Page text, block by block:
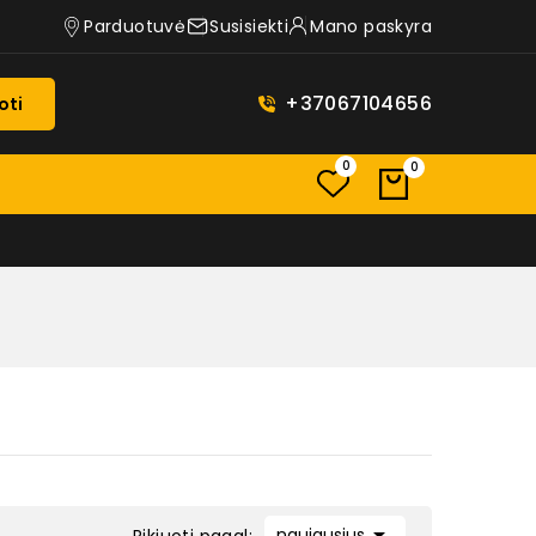
Parduotuvė Susisiekti Mano paskyra
+37067104656
0 0